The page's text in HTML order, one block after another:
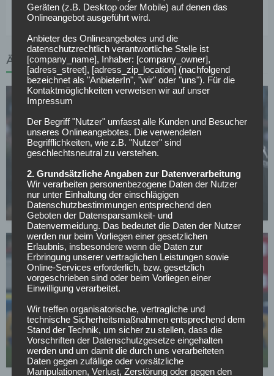
deutschen Fußball findest du hier >>
ÄHNLICHE ARTIKEL
BORUSSIA MÖNCHENGLADBACH
Polanski widerspricht Kritik nach
Mönchengladbach-Klassenerhalt
04.05.2026
SC FREIBURG
Top-Transferziel: Freiburg baggert an Gladbachs
Dauerläufer
02.05.2026
Geräten (z.B. Desktop oder Mobile) auf denen das
Onlineangebot ausgeführt wird.
Anbieter des Onlineangebotes und die
datenschutzrechtlich verantwortliche Stelle ist
[company_name], Inhaber: [company_owner],
[adress_street], [adress_zip_location] (nachfolgend
bezeichnet als "AnbieterIn", "wir" oder "uns"). Für die
Kontaktmöglichkeiten verweisen wir auf unser
Impressum
Der Begriff "Nutzer" umfasst alle Kunden und Besucher
unseres Onlineangebotes. Die verwendeten
Begrifflichkeiten, wie z.B. "Nutzer" sind
geschlechtsneutral zu verstehen.
2. Grundsätzliche Angaben zur Datenverarbeitung
Wir verarbeiten personenbezogene Daten der Nutzer
nur unter Einhaltung der einschlägigen
Datenschutzbestimmungen entsprechend den
Geboten der Datensparsamkeit- und
Datenvermeidung. Das bedeutet die Daten der Nutzer
werden nur beim Vorliegen einer gesetzlichen
Erlaubnis, insbesondere wenn die Daten zur
Erbringung unserer vertraglichen Leistungen sowie
Online-Services erforderlich, bzw. gesetzlich
vorgeschrieben sind oder beim Vorliegen einer
Einwilligung verarbeitet.
Wir treffen organisatorische, vertragliche und
technische Sicherheitsmaßnahmen entsprechend dem
Stand der Technik, um sicher zu stellen, dass die
Vorschriften der Datenschutzgesetze eingehalten
werden und um damit die durch uns verarbeiteten
Daten gegen zufällige oder vorsätzliche
Manipulationen, Verlust, Zerstörung oder gegen den